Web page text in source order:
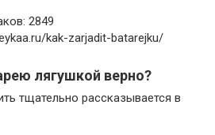
2849
kak-zarjadit-batarejku/
лягушкой верно?
тщательно рассказывается в